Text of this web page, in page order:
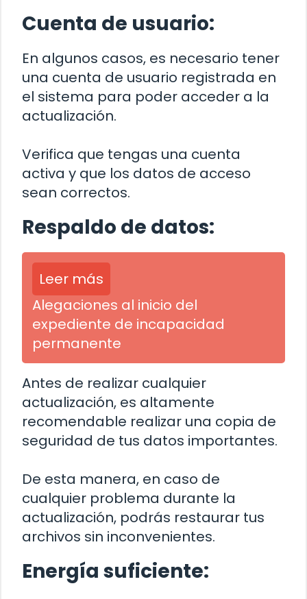
Cuenta de usuario:
En algunos casos, es necesario tener
una cuenta de usuario registrada en
el sistema para poder acceder a la
actualización.
Verifica que tengas una cuenta
activa y que los datos de acceso
sean correctos.
Respaldo de datos:
Leer más
Alegaciones al inicio del
expediente de incapacidad
permanente
Antes de realizar cualquier
actualización, es altamente
recomendable realizar una copia de
seguridad de tus datos importantes.
De esta manera, en caso de
cualquier problema durante la
actualización, podrás restaurar tus
archivos sin inconvenientes.
Energía suficiente: